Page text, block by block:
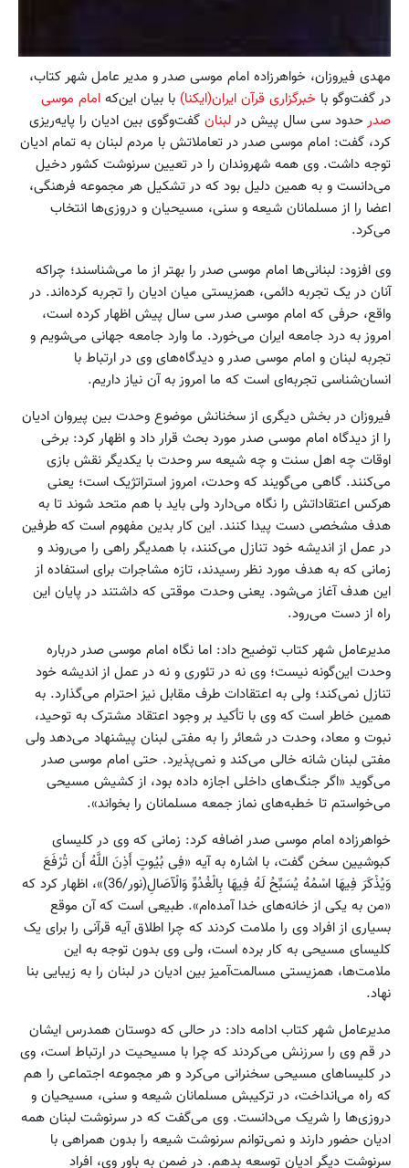
مهدی فیروزان، خواهرزاده امام موسی صدر و مدیر عامل شهر کتاب،
در گفت‌وگو با خبرگزاری قرآن ایران(ایکنا) با بیان این‌که امام موسی
صدرحدود سی سال پیش درلبنان گفت‌وگوی بین ادیان را پایه‌ریزی
کرد، گفت: امام موسی صدر در تعاملاتش با مردم لبنان به تمام ادیان
توجه داشت. وی همه شهروندان را در تعیین سرنوشت کشور دخیل
می‌دانست و به همین دلیل بود که در تشکیل هر مجموعه فرهنگی،
اعضا را از مسلمانان شیعه و سنی، مسیحیان و دروزی‌ها انتخاب
می‌کرد.
وی افزود: لبنانی‌ها امام موسی صدر را بهتر از ما می‌شناسند؛ چرا‌که
آنان در یک تجربه دائمی، همزیستی میان ادیان را تجربه کرده‌اند. در
واقع، حرفی که امام موسی صدر سی سال پیش اظهار کرده است،
امروز به درد جامعه ایران می‌خورد. ما وارد جامعه جهانی می‌شویم و
تجربه لبنان و امام موسی صدر و دیدگاه‌های وی در ارتباط با
انسان‌شناسی تجربه‌ای است که ما امروز به آن نیاز داریم.
فیروزان در بخش دیگری از سخنانش موضوع وحدت بین پیروان ادیان
را از دیدگاه امام موسی صدر مورد بحث قرار داد و اظهار کرد: برخی
اوقات چه اهل سنت و چه شیعه سر وحدت با یکدیگر نقش بازی
می‌کنند. گاهی می‌گویند که وحدت، امروز استراتژیک است؛ یعنی
هرکس اعتقاداتش را نگاه می‌دارد ولی باید با هم متحد شوند تا به
هدف مشخصی دست پیدا کنند. این کار بدین مفهوم است که طرفین
در عمل از اندیشه خود تنازل می‌کنند، با همدیگر راهی را می‌روند و
زمانی که به هدف مورد نظر رسیدند، تازه مشاجرات برای استفاده از
این هدف آغاز می‌شود. یعنی وحدت موقتی که داشتند در پایان این
راه از دست می‌‌رود.
مدیرعامل شهر کتاب توضیح داد: اما نگاه امام موسی صدر درباره
وحدت این‌گونه نیست؛ وی نه در تئوری و نه در عمل از اندیشه خود
تنازل نمی‌کند؛ ولی به اعتقادات طرف مقابل نیز احترام می‌گذارد. به
همین خاطر است که وی با تأکید بر وجود اعتقاد مشترک به توحید،
نبوت و معاد، وحدت در شعائر را به مفتی لبنان پیشنهاد می‌دهد ولی
مفتی لبنان شانه خالی می‌کند و نمی‌پذیرد. حتی امام موسی صدر
می‌گوید «اگر جنگ‌های داخلی اجازه داده بود، از کشیش مسیحی
می‌خواستم تا خطبه‌های نماز جمعه مسلمانان را بخواند».
خواهرزاده امام موسی صدر اضافه کرد: زمانی که وی در کلیسای
کبوشیین سخن گفت، با اشاره به آیه «فِی بُیُوتٍ أَذِنَ اللَّهُ أَن تُرْفَعَ
وَیُذْکَرَ فِیهَا اسْمُهُ یُسَبِّحُ لَهُ فِیهَا بِالْغُدُوِّ وَالْآصَالِ(نور/36)»، اظهار کرد که
«من به یکی از خانه‌های خدا آمده‌ام». طبیعی است که آن موقع
بسیاری از افراد وی را ملامت کردند که چرا اطلاق آیه قرآنی را برای یک
کلیسای مسیحی به کار برده است، ولی وی بدون توجه به این
ملامت‌ها، همزیستی مسالمت‌آمیز بین ادیان در لبنان را به زیبایی بنا
نهاد.
مدیرعامل شهر کتاب ادامه داد: در حالی که دوستان همدرس ایشان
در قم وی را سرزنش می‌کردند که چرا با مسیحیت در ارتباط است، وی
در کلیساهای مسیحی سخنرانی می‌کرد و هر مجموعه اجتماعی را هم
که راه می‌انداخت، در ترکیبش مسلمانان شیعه و سنی، مسیحیان و
دروزی‌ها را شریک می‌دانست. وی می‌گفت که در سرنوشت لبنان همه
ادیان حضور دارند و نمی‌توانم سرنوشت شیعه را بدون همراهی با
سرنوشت دیگر ادیان توسعه بدهم. در ضمن به باور وی، افراد